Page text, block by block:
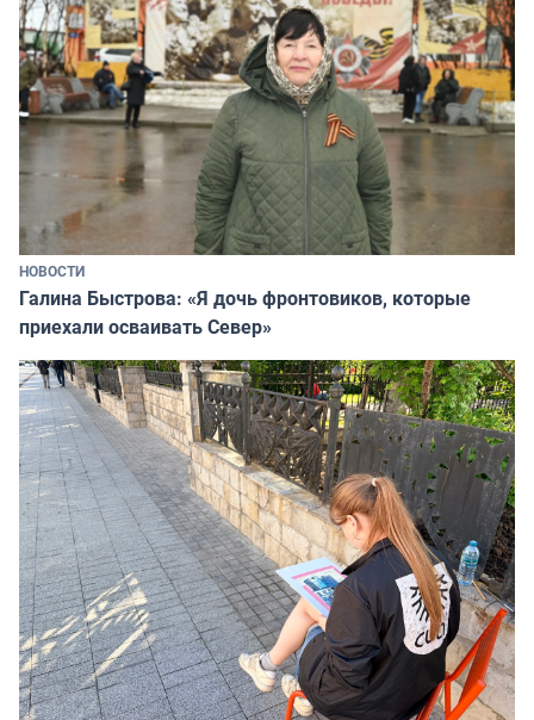
НОВОСТИ
Галина Быстрова: «Я дочь фронтовиков, которые
приехали осваивать Север»